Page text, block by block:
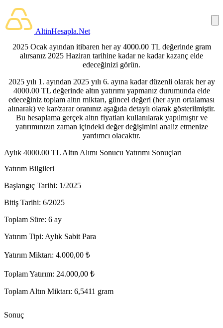
AltinHesapla.Net
2025 Ocak ayından itibaren her ay 4000.00 TL değerinde gram
alırsanız 2025 Haziran tarihine kadar ne kadar kazanç elde
edeceğinizi görün.
2025 yılı 1. ayından 2025 yılı 6. ayına kadar düzenli olarak her ay
4000.00 TL değerinde altın yatırımı yapmanız durumunda elde
edeceğiniz toplam altın miktarı, güncel değeri (her ayın ortalaması
alınarak) ve kar/zarar oranınız aşağıda detaylı olarak gösterilmiştir.
Bu hesaplama gerçek altın fiyatları kullanılarak yapılmıştır ve
yatırımınızın zaman içindeki değer değişimini analiz etmenize
yardımcı olacaktır.
Aylık 4000.00 TL Altın Alımı Sonucu Yatırımı Sonuçları
Yatırım Bilgileri
Başlangıç Tarihi: 1/2025
Bitiş Tarihi: 6/2025
Toplam Süre: 6 ay
Yatırım Tipi: Aylık Sabit Para
Yatırım Miktarı: 4.000,00 ₺
Toplam Yatırım: 24.000,00 ₺
Toplam Altın Miktarı: 6,5411 gram
Sonuç